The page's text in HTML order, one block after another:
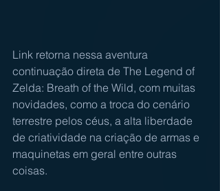
Link retorna nessa aventura
continuação direta de The Legend of
Zelda: Breath of the Wild, com muitas
novidades, como a troca do cenário
terrestre pelos céus, a alta liberdade
de criatividade na criação de armas e
maquinetas em geral entre outras
coisas.